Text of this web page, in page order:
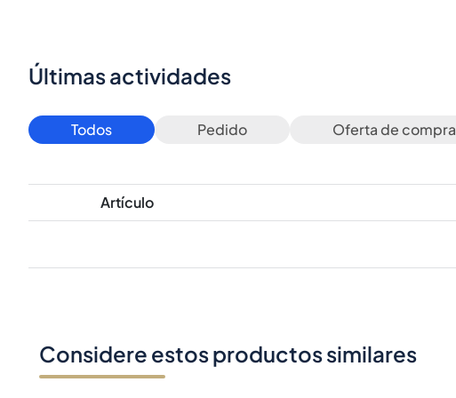
Últimas actividades
Todos Pedido Oferta de compra
Artículo
Considere estos productos similares